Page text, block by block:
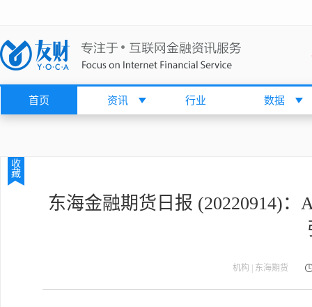
首页 资讯 行业 数据
收
藏
东海金融期货日报 (20220914)
机构 | 东海期货